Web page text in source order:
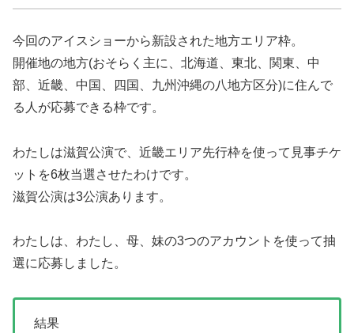
今回のアイスショーから新設された地方エリア枠。
開催地の地方(おそらく主に、北海道、東北、関東、中
部、近畿、中国、四国、九州沖縄の八地方区分)に住んで
る人が応募できる枠です。
わたしは滋賀公演で、近畿エリア先行枠を使って見事チケ
ットを6枚当選させたわけです。
滋賀公演は3公演あります。
わたしは、わたし、母、妹の3つのアカウントを使って抽
選に応募しました。
結果